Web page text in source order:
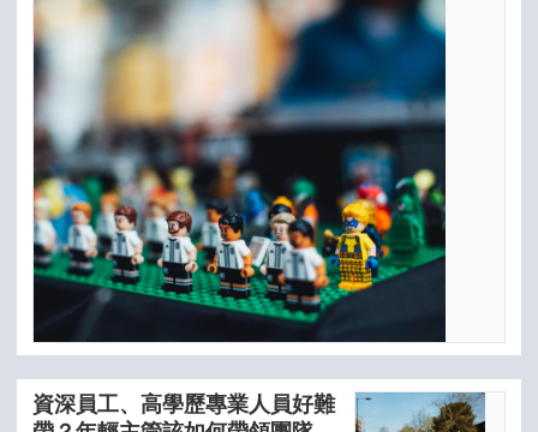
資深員工、高學歷專業人員好難